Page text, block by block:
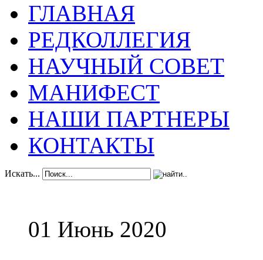
ГЛАВНАЯ
РЕДКОЛЛЕГИЯ
НАУЧНЫЙ СОВЕТ
МАНИФЕСТ
НАШИ ПАРТНЕРЫ
КОНТАКТЫ
Искать...
01 Июнь 2020